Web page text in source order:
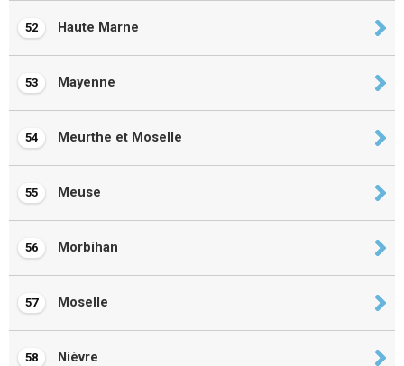
52 Haute Marne
53 Mayenne
54 Meurthe et Moselle
55 Meuse
56 Morbihan
57 Moselle
58 Nièvre